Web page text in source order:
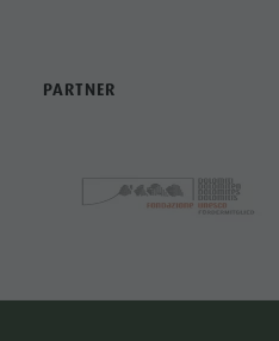
PARTNER